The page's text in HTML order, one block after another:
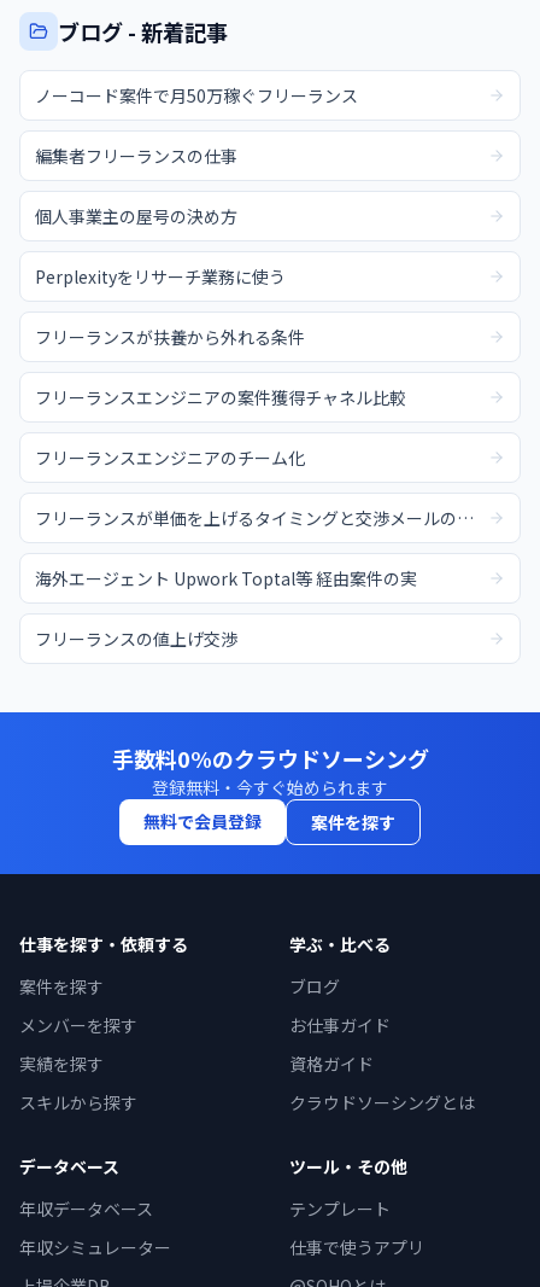
ブログ - 新着記事
ノーコード案件で月50万稼ぐフリーランス
編集者フリーランスの仕事
個人事業主の屋号の決め方
Perplexityをリサーチ業務に使う
フリーランスが扶養から外れる条件
フリーランスエンジニアの案件獲得チャネル比較
フリーランスエンジニアのチーム化
フリーランスが単価を上げるタイミングと交渉メールの例文
海外エージェント Upwork Toptal等 経由案件の実
フリーランスの値上げ交渉
手数料0%のクラウドソーシング
登録無料・今すぐ始められます
無料で会員登録
案件を探す
仕事を探す・依頼する
案件を探す
メンバーを探す
実績を探す
スキルから探す
学ぶ・比べる
ブログ
お仕事ガイド
資格ガイド
クラウドソーシングとは
データベース
年収データベース
年収シミュレーター
ツール・その他
テンプレート
仕事で使うアプリ